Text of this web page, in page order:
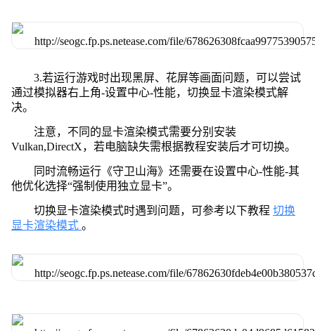
3.若运行游戏时出现黑屏、花屏等画面问题，可以尝试
通过模拟器右上角-设置中心-性能，切换显卡渲染模式解
决。
注意，不同的显卡渲染模式需要分别安装
Vulkan,DirectX，若电脑缺失需根据教程安装后才可切换。
同时流畅运行《守卫山海》还需要在设置中心-性能-其
他优化选择“强制使用独立显卡”。
切换显卡渲染模式时遇到问题，可参考以下教程 切换
显卡渲染模式 。